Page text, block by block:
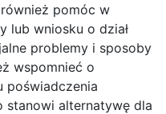
pomóc w
lub wniosku o dział
problemy i sposoby
wspomnieć o
poświadczenia
stanowi alternatywę dla